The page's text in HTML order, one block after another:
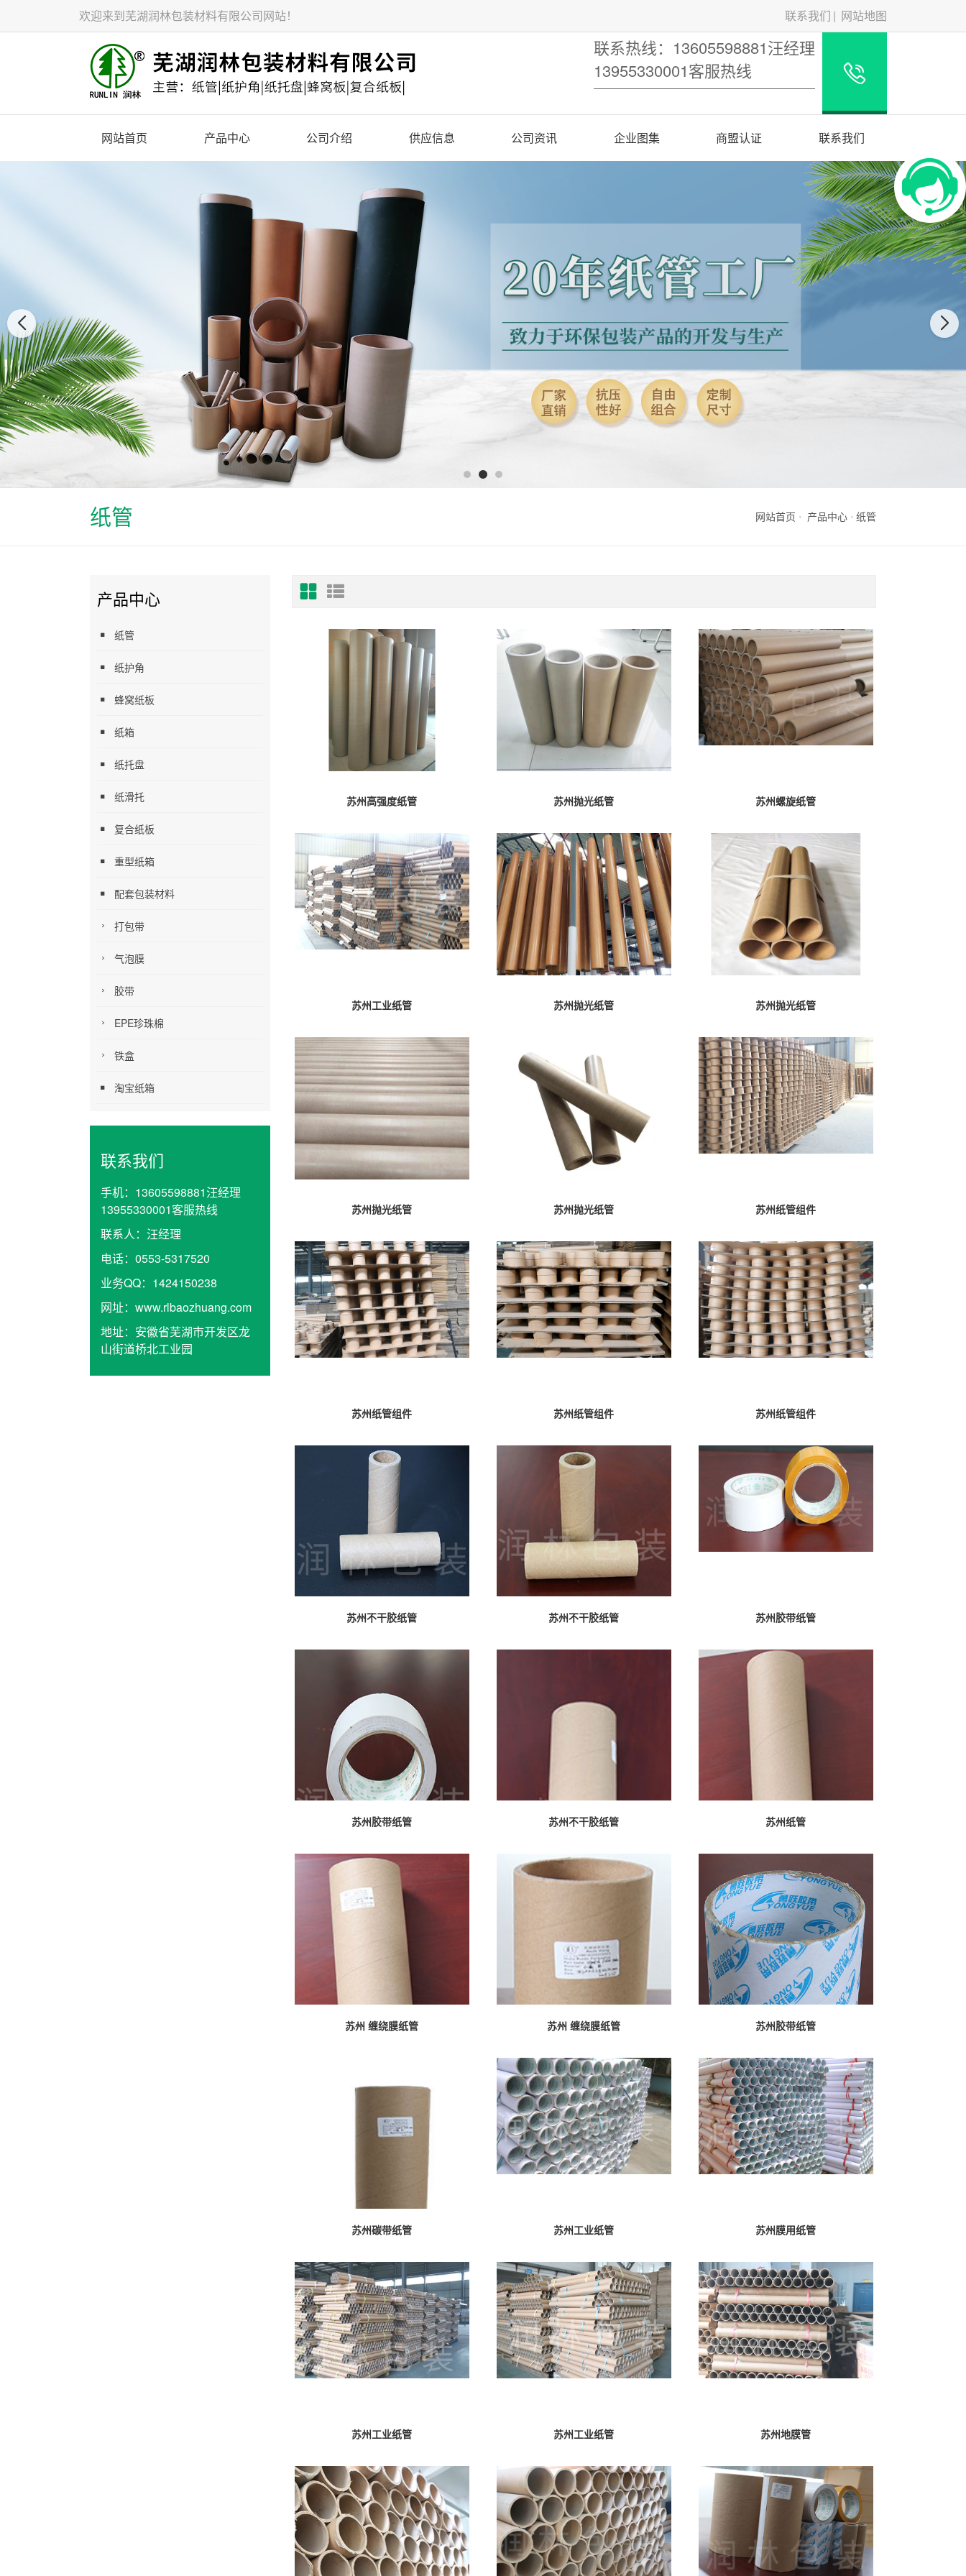
欢迎来到芜湖润林包装材料有限公司网站！ 联系我们 网站地图
联系热线：13605598881汪经理
13955330001客服热线
网站首页 产品中心 公司介绍 供应信息 公司资讯 企业图集 商盟认证 联系我们
纸管 网站首页 产品中心 纸管
产品中心
纸管
纸护角
蜂窝纸板
纸箱
纸托盘
纸滑托
复合纸板
重型纸箱
配套包装材料
打包带
气泡膜
胶带
EPE珍珠棉
铁盒
淘宝纸箱
联系我们
手机： 13605598881汪经理
13955330001客服热线
联系人： 汪经理
电话： 0553-5317520
业务QQ： 1424150238
网址： www.rlbaozhuang.com
地址： 安徽省芜湖市开发区龙
山街道桥北工业园
苏州高强度纸管 苏州抛光纸管 苏州螺旋纸管
苏州工业纸管 苏州抛光纸管 苏州抛光纸管
苏州抛光纸管 苏州抛光纸管 苏州纸管组件
苏州纸管组件 苏州纸管组件 苏州纸管组件
苏州不干胶纸管 苏州不干胶纸管 苏州胶带纸管
苏州胶带纸管 苏州不干胶纸管 苏州纸管
苏州 缠绕膜纸管 苏州 缠绕膜纸管 苏州胶带纸管
苏州碳带纸管 苏州工业纸管 苏州膜用纸管
苏州工业纸管 苏州工业纸管 苏州地膜管